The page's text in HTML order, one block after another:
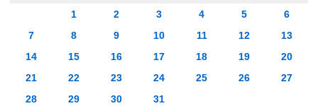
1
2 3 4 5
6
7
8 9 10 11 12
13
14
15 16 17 18 19
20
21
22 23 24 25 26
27
28
29 30 31